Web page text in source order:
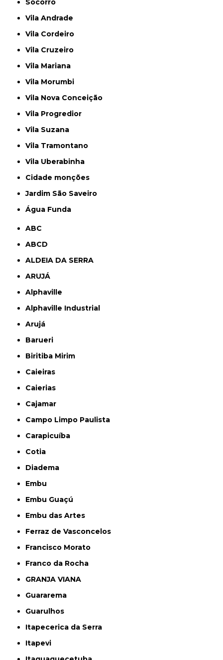
Socorro
Vila Andrade
Vila Cordeiro
Vila Cruzeiro
Vila Mariana
Vila Morumbi
Vila Nova Conceição
Vila Progredior
Vila Suzana
Vila Tramontano
Vila Uberabinha
cidade monções
jardim São Saveiro
Água Funda
ABC
ABCD
ALDEIA DA SERRA
ARUJÁ
Alphaville
Alphaville Industrial
Arujá
Barueri
Biritiba Mirim
Caieiras
Caierias
Cajamar
Campo Limpo Paulista
Carapicuíba
Cotia
Diadema
Embu
Embu Guaçú
Embu das Artes
Ferraz de Vasconcelos
Francisco Morato
Franco da Rocha
GRANJA VIANA
Guararema
Guarulhos
Itapecerica da Serra
Itapevi